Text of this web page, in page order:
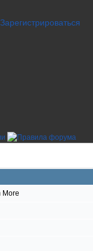
Зарегистрироваться
More